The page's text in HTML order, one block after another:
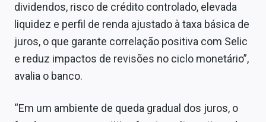
dividendos, risco de crédito controlado, elevada
liquidez e perfil de renda ajustado à taxa básica de
juros, o que garante correlação positiva com Selic
e reduz impactos de revisões no ciclo monetário”,
avalia o banco.
“Em um ambiente de queda gradual dos juros, o